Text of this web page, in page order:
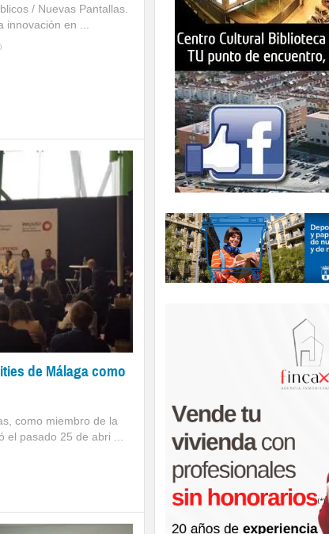
/ Nuevas Pantallas.
innovación en ...
de Málaga como
como miembro de la
el pasado 25 de abri ...